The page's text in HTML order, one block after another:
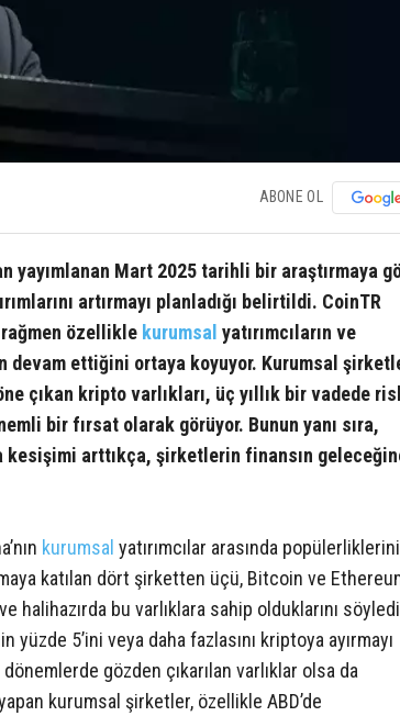
ABONE OL
yayımlanan Mart 2025 tarihli bir araştırmaya
artırmayı planladığı belirtildi. CoinTR
rağmen özellikle kurumsal yatırımcıların ve
ettiğini ortaya koyuyor. Kurumsal
çıkan kripto varlıkları, üç yıllık bir vadede
bir fırsat olarak görüyor. Bunun yanı sıra,
arttıkça, şirketlerin finansın
kurumsal yatırımcılar arasında popülerliklerini
katılan dört şirketten üçü, Bitcoin ve
ve halihazırda bu varlıklara sahip olduklarını
5’ini veya daha fazlasını kriptoya ayırmayı
gözden çıkarılan varlıklar olsa da
kurumsal şirketler, özellikle ABD’de